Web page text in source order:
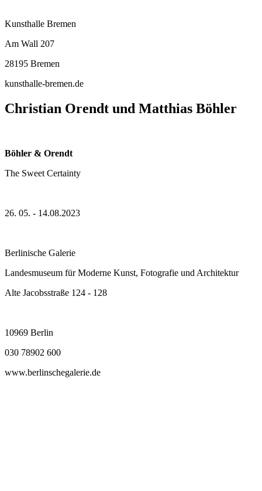
Kunsthalle Bremen
Am Wall 207
28195 Bremen
kunsthalle-bremen.de
Christian Orendt und Matthias Böhler
Böhler & Orendt
The Sweet Certainty
26. 05. - 14.08.2023
Berlinische Galerie
Landesmuseum für Moderne Kunst, Fotografie und Architektur
Alte Jacobsstraße 124 - 128
10969 Berlin
030 78902 600
www.berlinschegalerie.de